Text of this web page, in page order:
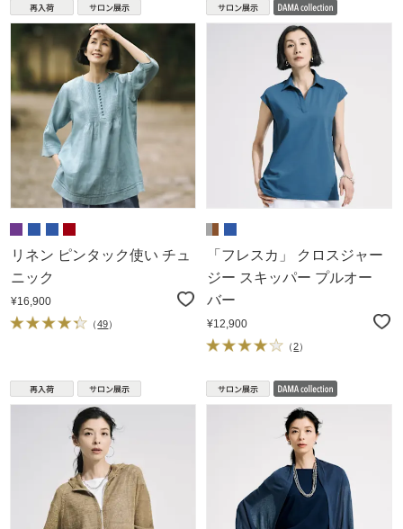
リネン ピンタック使い チュ
ニック
¥16,900
（49）
「フレスカ」 クロスジャー
ジー スキッパー プルオー
バー
¥12,900
（2）